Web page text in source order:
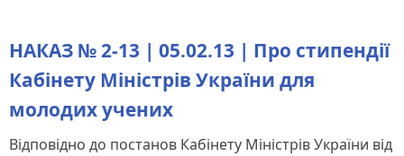
НАКАЗ № 2-13 | 05.02.13 | Про стипендії
Кабінету Міністрів України для
молодих учених
Відповідно до постанов Кабінету Міністрів України від